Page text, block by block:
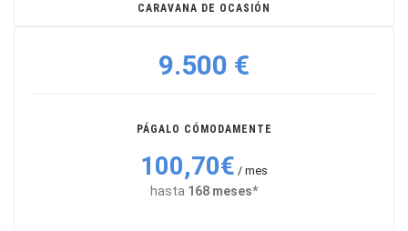
CARAVANA DE OCASIÓN
9.500 €
PÁGALO CÓMODAMENTE
100,70€ / mes
hasta 168 meses*